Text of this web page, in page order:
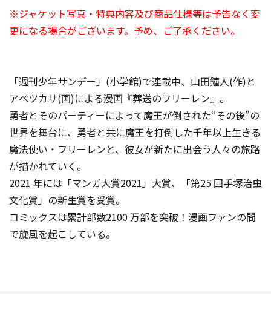
※ジャケット写真・特典内容及び商品仕様等は予告なく変
更になる場合がございます。予め、ご了承ください。
「週刊少年サンデー」(小学館)で連載中、山田鐘人(作)と
アベツカサ(画)による漫画『葬送のフリーレン』。
勇者とそのパーティーによって魔王が倒された“その後”の
世界を舞台に、勇者と共に魔王を打倒した千年以上生きる
魔法使い・フリーレンと、彼女が新たに出会う人々の旅路
が描かれていく。
2021 年には「マンガ大賞2021」大賞、「第25 回手塚治虫
文化賞」の新生賞を受賞。
コミックスは累計部数2100 万部を突破！漫画ファンの間
で旋風を起こしている。